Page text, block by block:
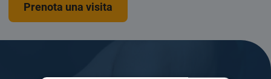
Prenota una visita